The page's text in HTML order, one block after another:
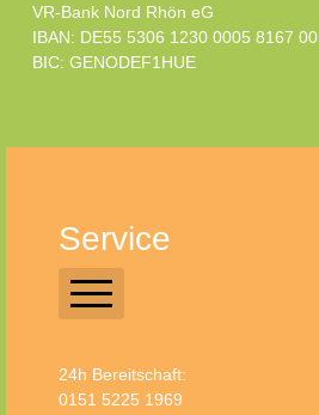
VR-Bank Nord Rhön eG
IBAN: DE55 5306 1230 0005 8167 00
BIC: GENODEF1HUE
Service
24h Bereitschaft:
0151 5225 1969